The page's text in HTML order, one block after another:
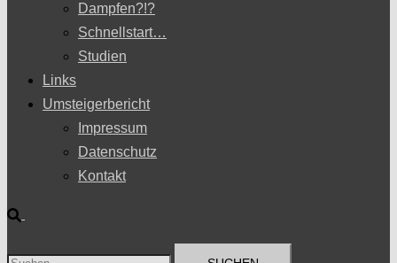
Dampfen?!?
Schnellstart…
Studien
Links
Umsteigerbericht
Impressum
Datenschutz
Kontakt
Suche
Suchen